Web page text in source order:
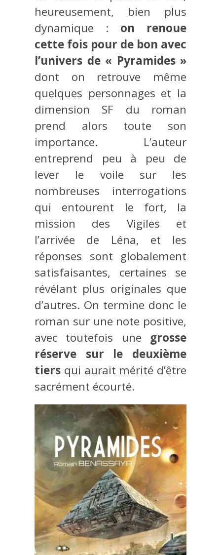
heureusement, bien plus
dynamique : on renoue
cette fois pour de bon avec
l’univers de « Pyramides »
dont on retrouve même
quelques personnages et la
dimension SF du roman
prend alors toute son
importance. L’auteur
entreprend peu à peu de
lever le voile sur les
nombreuses interrogations
qui entourent le fort, la
mission des Vigiles et
l’arrivée de Léna, et les
réponses sont globalement
satisfaisantes, certaines se
révélant plus originales que
d’autres. On termine donc le
roman sur une note positive,
avec toutefois une grosse
réserve sur le deuxième
tiers qui aurait mérité d’être
sacrément écourté.